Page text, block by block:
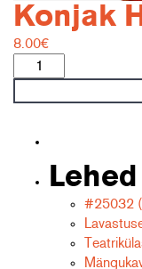
Konjak
8.00€
Konjak
Hennessy
V.S
Lehed
#25032